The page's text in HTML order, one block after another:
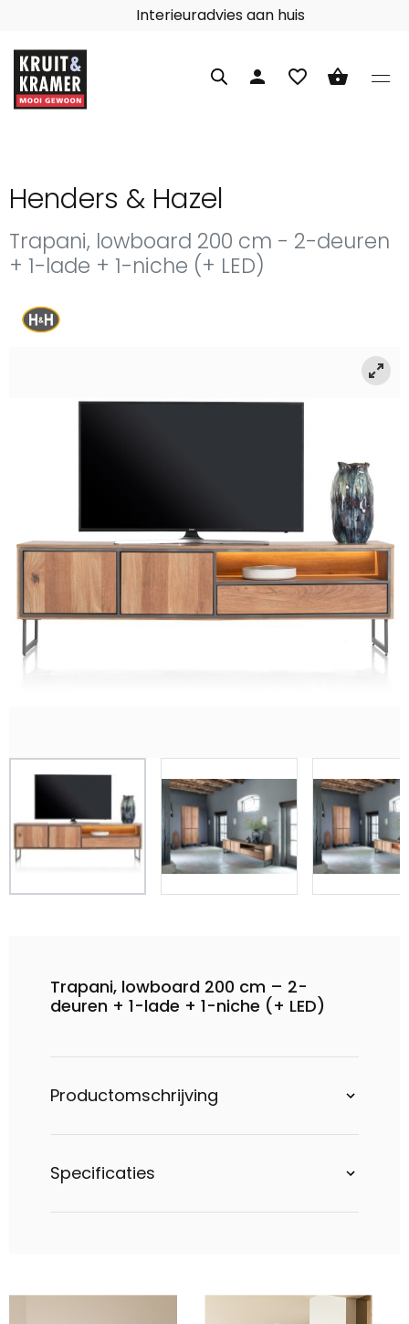
Interieuradvies aan huis
person favorite_border shopping_basket
Henders & Hazel
Trapani, lowboard 200 cm - 2-deuren
+ 1-lade + 1-niche (+ LED)
Trapani, lowboard 200 cm – 2-
deuren + 1-lade + 1-niche (+ LED)
Productomschrijving
Specificaties